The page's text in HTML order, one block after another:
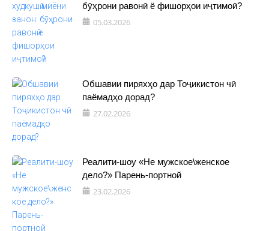
бӯҳрони равонӣ ё фишорҳои иҷтимоӣ?
05.03.2026
Обшавии пиряхҳо дар Тоҷикистон чӣ
паёмадҳо дорад?
27.02.2026
Реалити-шоу «Не мужское\женское
дело?» Парень-портной
23.02.2026